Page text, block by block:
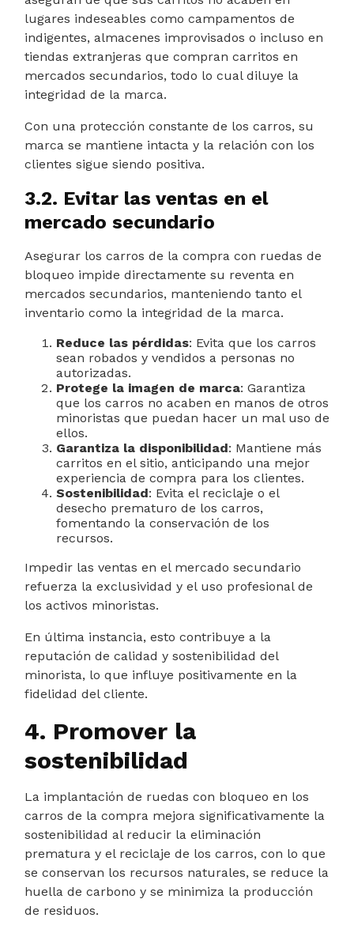
lugares indeseables como campamentos de
indigentes, almacenes improvisados o incluso en
tiendas extranjeras que compran carritos en
mercados secundarios, todo lo cual diluye la
integridad de la marca.
Con una protección constante de los carros, su
marca se mantiene intacta y la relación con los
clientes sigue siendo positiva.
3.2. Evitar las ventas en el
mercado secundario
Asegurar los carros de la compra con ruedas de
bloqueo impide directamente su reventa en
mercados secundarios, manteniendo tanto el
inventario como la integridad de la marca.
Reduce las pérdidas: Evita que los carros
sean robados y vendidos a personas no
autorizadas.
Protege la imagen de marca: Garantiza
que los carros no acaben en manos de otros
minoristas que puedan hacer un mal uso de
ellos.
Garantiza la disponibilidad: Mantiene más
carritos en el sitio, anticipando una mejor
experiencia de compra para los clientes.
Sostenibilidad: Evita el reciclaje o el
desecho prematuro de los carros,
fomentando la conservación de los
recursos.
Impedir las ventas en el mercado secundario
refuerza la exclusividad y el uso profesional de
los activos minoristas.
En última instancia, esto contribuye a la
reputación de calidad y sostenibilidad del
minorista, lo que influye positivamente en la
fidelidad del cliente.
4. Promover la
sostenibilidad
La implantación de ruedas con bloqueo en los
carros de la compra mejora significativamente la
sostenibilidad al reducir la eliminación
prematura y el reciclaje de los carros, con lo que
se conservan los recursos naturales, se reduce la
huella de carbono y se minimiza la producción
de residuos.